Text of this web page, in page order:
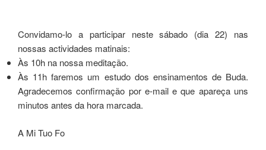
Convidamo-lo a participar neste sábado (dia 22) nas
nossas actividades matinais:
Às 10h na nossa meditação.
Às 11h faremos um estudo dos ensinamentos de Buda.
Agradecemos confirmação por e-mail e que apareça uns
minutos antes da hora marcada.
A Mi Tuo Fo